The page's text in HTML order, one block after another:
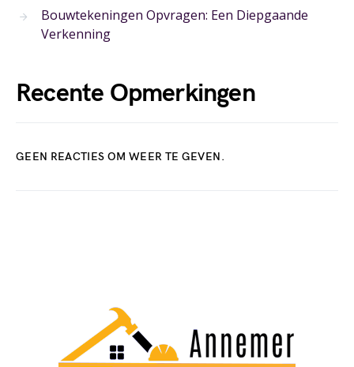
Bouwtekeningen Opvragen: Een Diepgaande
Verkenning
Recente Opmerkingen
GEEN REACTIES OM WEER TE GEVEN.